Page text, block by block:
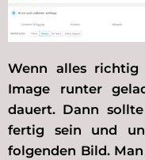
Wenn alles richtig
Image runter
dauert. Dann
fertig sein und
folgenden Bild.